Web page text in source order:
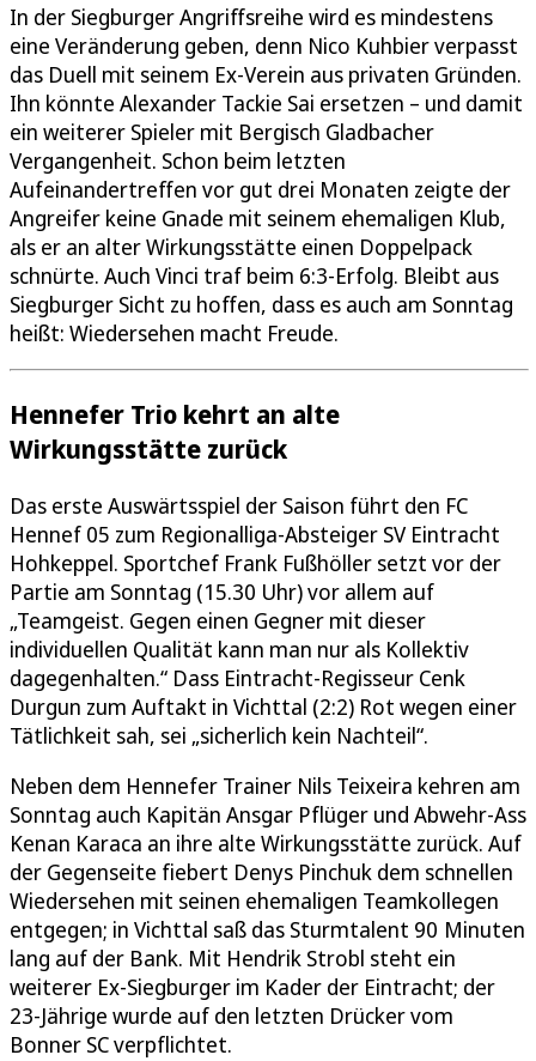
In der Siegburger Angriffsreihe wird es mindestens
eine Veränderung geben, denn Nico Kuhbier verpasst
das Duell mit seinem Ex-Verein aus privaten Gründen.
Ihn könnte Alexander Tackie Sai ersetzen – und damit
ein weiterer Spieler mit Bergisch Gladbacher
Vergangenheit. Schon beim letzten
Aufeinandertreffen vor gut drei Monaten zeigte der
Angreifer keine Gnade mit seinem ehemaligen Klub,
als er an alter Wirkungsstätte einen Doppelpack
schnürte. Auch Vinci traf beim 6:3-Erfolg. Bleibt aus
Siegburger Sicht zu hoffen, dass es auch am Sonntag
heißt: Wiedersehen macht Freude.
Hennefer Trio kehrt an alte
Wirkungsstätte zurück
Das erste Auswärtsspiel der Saison führt den FC
Hennef 05 zum Regionalliga-Absteiger SV Eintracht
Hohkeppel. Sportchef Frank Fußhöller setzt vor der
Partie am Sonntag (15.30 Uhr) vor allem auf
„Teamgeist. Gegen einen Gegner mit dieser
individuellen Qualität kann man nur als Kollektiv
dagegenhalten.“ Dass Eintracht-Regisseur Cenk
Durgun zum Auftakt in Vichttal (2:2) Rot wegen einer
Tätlichkeit sah, sei „sicherlich kein Nachteil“.
Neben dem Hennefer Trainer Nils Teixeira kehren am
Sonntag auch Kapitän Ansgar Pflüger und Abwehr-Ass
Kenan Karaca an ihre alte Wirkungsstätte zurück. Auf
der Gegenseite fiebert Denys Pinchuk dem schnellen
Wiedersehen mit seinen ehemaligen Teamkollegen
entgegen; in Vichttal saß das Sturmtalent 90 Minuten
lang auf der Bank. Mit Hendrik Strobl steht ein
weiterer Ex-Siegburger im Kader der Eintracht; der
23-Jährige wurde auf den letzten Drücker vom
Bonner SC verpflichtet.